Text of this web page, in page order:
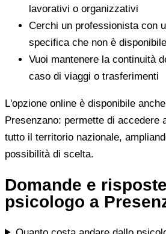
lavorativi o organizzativi
Cerchi un professionista con
specifica che non è
Vuoi mantenere la continuità
caso di viaggi o trasferimenti
L'opzione online è disponibile
Presenzano: permette di accedere
tutto il territorio nazionale,
possibilità di scelta.
Domande e
psicologo a